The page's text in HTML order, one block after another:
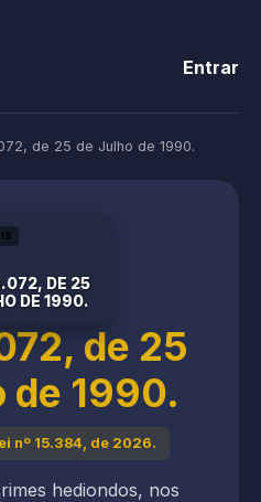
Entrar
de 25 de Julho de 1990.
DE 25
DE 1990.
de 25
de 1990.
nº 15.384, de 2026.
hediondos, nos